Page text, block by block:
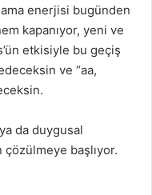
enerjisi bugünden
kapanıyor, yeni ve
etkisiyle bu geçiş
ve “aa,
da duygusal
başlıyor.